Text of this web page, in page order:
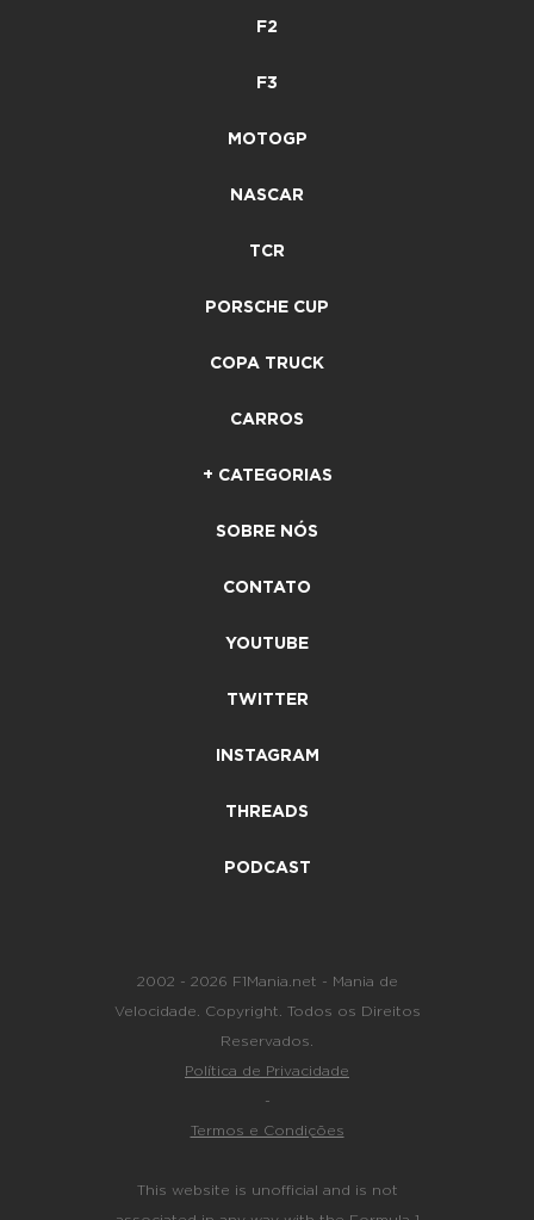
F2
F3
MOTOGP
NASCAR
TCR
PORSCHE CUP
COPA TRUCK
CARROS
+ CATEGORIAS
SOBRE NÓS
CONTATO
YOUTUBE
TWITTER
INSTAGRAM
THREADS
PODCAST
2002 - 2026 F1Mania.net - Mania de
Velocidade. Copyright. Todos os Direitos
Reservados.
Política de Privacidade
-
Termos e Condições
This website is unofficial and is not